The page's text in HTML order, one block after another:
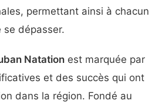
permettant ainsi à chacun
se dépasser.
Natation est marquée par
et des succès qui ont
dans la région. Fondé au